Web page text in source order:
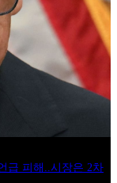
급 피해..시장은 2차